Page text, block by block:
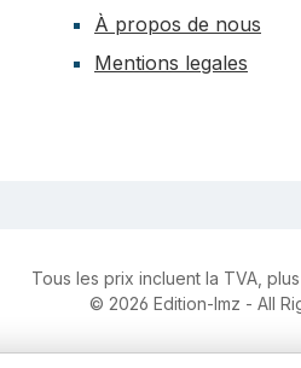
À propos de nous
Mentions legales
Tous les prix incluent la TVA,
© 2026 Edition-lmz - All